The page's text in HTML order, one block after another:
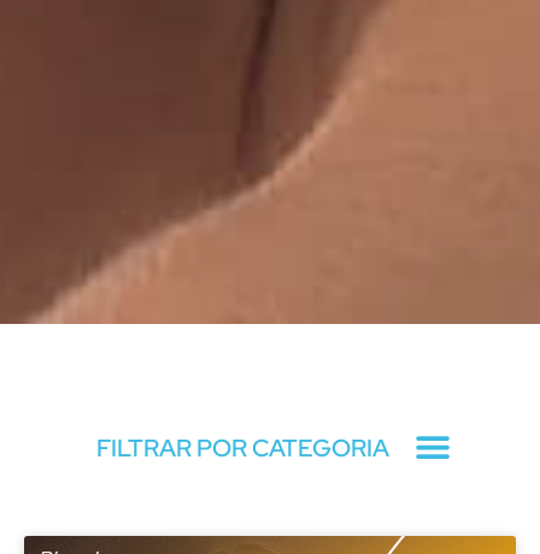
FILTRAR POR CATEGORIA